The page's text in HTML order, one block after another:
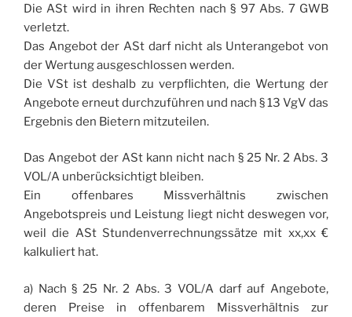
Die ASt wird in ihren Rechten nach § 97 Abs. 7 GWB
verletzt.
Das Angebot der ASt darf nicht als Unterangebot von
der Wertung ausgeschlossen werden.
Die VSt ist deshalb zu verpflichten, die Wertung der
Angebote erneut durchzuführen und nach § 13 VgV das
Ergebnis den Bietern mitzuteilen.
Das Angebot der ASt kann nicht nach § 25 Nr. 2 Abs. 3
VOL/A unberücksichtigt bleiben.
Ein offenbares Missverhältnis zwischen
Angebotspreis und Leistung liegt nicht deswegen vor,
weil die ASt Stundenverrechnungssätze mit xx,xx €
kalkuliert hat.
a) Nach § 25 Nr. 2 Abs. 3 VOL/A darf auf Angebote,
deren Preise in offenbarem Missverhältnis zur